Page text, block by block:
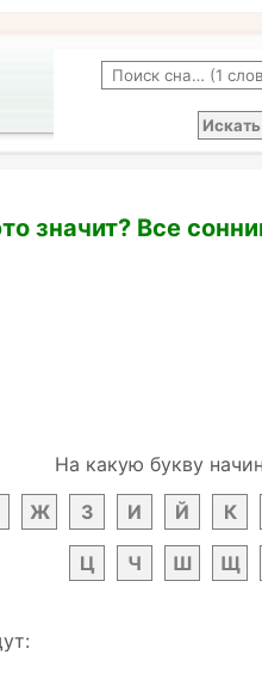
значит? Все
На какую букву
Ж З И Й К
Ц Ч Ш Щ